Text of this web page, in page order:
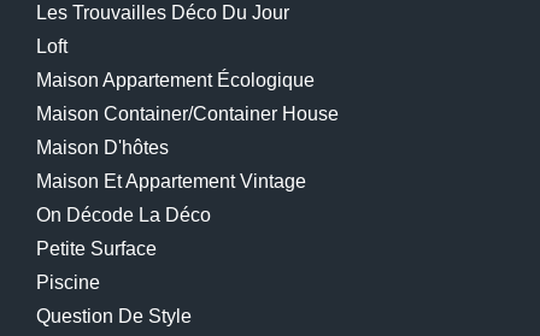
Les Trouvailles Déco Du Jour
Loft
Maison Appartement Écologique
Maison Container/container House
Maison D'hôtes
Maison Et Appartement Vintage
On Décode La Déco
Petite Surface
Piscine
Question De Style